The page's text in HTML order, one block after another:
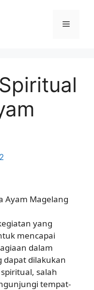
Menu
Ayam Magelang
yang
mencapai
dalam
dapat dilakukan
salah
tempat-